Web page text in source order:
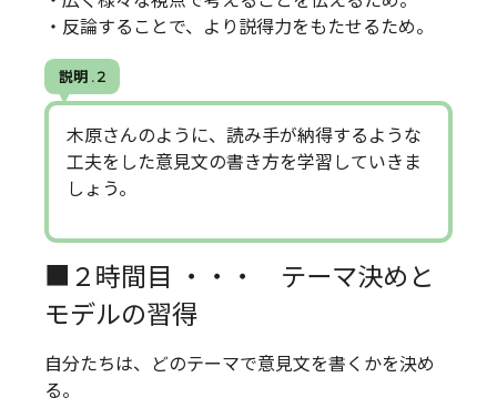
・反論することで、より説得力をもたせるため。
説明 . 2
木原さんのように、読み手が納得するような
工夫をした意見文の書き方を学習していきま
しょう。
■２時間目 ・・・ テーマ決めと
モデルの習得
自分たちは、どのテーマで意見文を書くかを決め
る。